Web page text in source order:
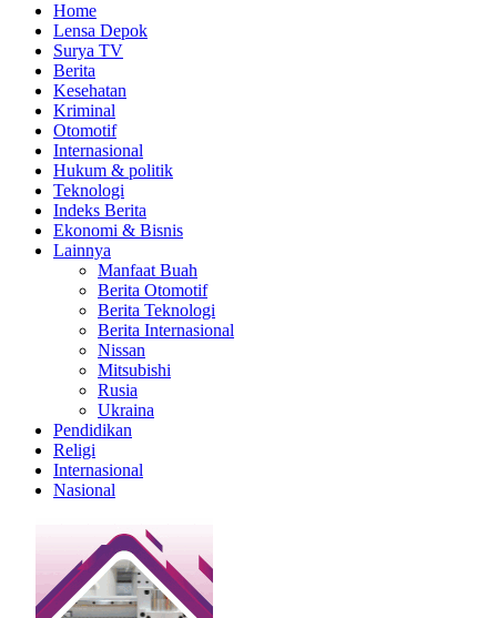
Home
Lensa Depok
Surya TV
Berita
Kesehatan
Kriminal
Otomotif
Internasional
Hukum & politik
Teknologi
Indeks Berita
Ekonomi & Bisnis
Lainnya
Manfaat Buah
Berita Otomotif
Berita Teknologi
Berita Internasional
Nissan
Mitsubishi
Rusia
Ukraina
Pendidikan
Religi
Internasional
Nasional